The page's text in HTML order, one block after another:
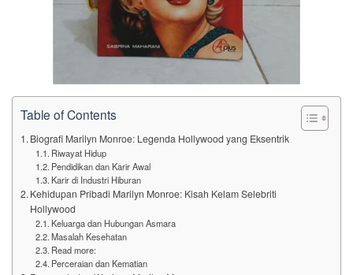
Table of Contents
Biografi Marilyn Monroe: Legenda Hollywood yang Eksentrik
Riwayat Hidup
Pendidikan dan Karir Awal
Karir di Industri Hiburan
Kehidupan Pribadi Marilyn Monroe: Kisah Kelam Selebriti
Hollywood
Keluarga dan Hubungan Asmara
Masalah Kesehatan
Read more:
Perceraian dan Kematian